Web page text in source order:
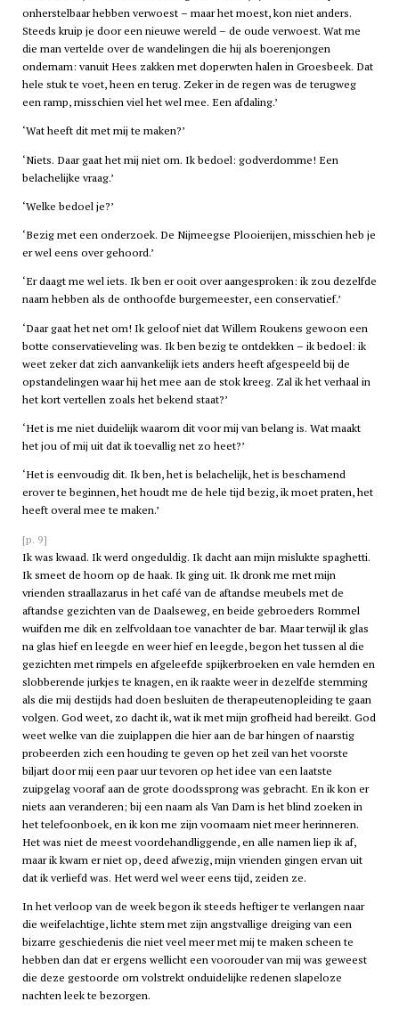
onherstelbaar hebben verwoest – maar het moest, kon niet anders.
Steeds kruip je door een nieuwe wereld – de oude verwoest. Wat me
die man vertelde over de wandelingen die hij als boerenjongen
ondernam: vanuit Hees zakken met doperwten halen in Groesbeek. Dat
hele stuk te voet, heen en terug. Zeker in de regen was de terugweg
een ramp, misschien viel het wel mee. Een afdaling.’
‘Wat heeft dit met mij te maken?’
‘Niets. Daar gaat het mij niet om. Ik bedoel: godverdomme! Een
belachelijke vraag.’
‘Welke bedoel je?’
‘Bezig met een onderzoek. De Nijmeegse Plooierijen, misschien heb je
er wel eens over gehoord.’
‘Er daagt me wel iets. Ik ben er ooit over aangesproken: ik zou dezelfde
naam hebben als de onthoofde burgemeester, een conservatief.’
‘Daar gaat het net om! Ik geloof niet dat Willem Roukens gewoon een
botte conservatieveling was. Ik ben bezig te ontdekken – ik bedoel: ik
weet zeker dat zich aanvankelijk iets anders heeft afgespeeld bij de
opstandelingen waar hij het mee aan de stok kreeg. Zal ik het verhaal in
het kort vertellen zoals het bekend staat?’
‘Het is me niet duidelijk waarom dit voor mij van belang is. Wat maakt
het jou of mij uit dat ik toevallig net zo heet?’
‘Het is eenvoudig dit. Ik ben, het is belachelijk, het is beschamend
erover te beginnen, het houdt me de hele tijd bezig, ik moet praten, het
heeft overal mee te maken.’
[p. 9]
Ik was kwaad. Ik werd ongeduldig. Ik dacht aan mijn mislukte spaghetti.
Ik smeet de hoorn op de haak. Ik ging uit. Ik dronk me met mijn
vrienden straallazarus in het café van de aftandse meubels met de
aftandse gezichten van de Daalseweg, en beide gebroeders Rommel
wuifden me dik en zelfvoldaan toe vanachter de bar. Maar terwijl ik glas
na glas hief en leegde en weer hief en leegde, begon het tussen al die
gezichten met rimpels en afgeleefde spijkerbroeken en vale hemden en
slobberende jurkjes te knagen, en ik raakte weer in dezelfde stemming
als die mij destijds had doen besluiten de therapeutenopleiding te gaan
volgen. God weet, zo dacht ik, wat ik met mijn grofheid had bereikt. God
weet welke van die zuiplappen die hier aan de bar hingen of naarstig
probeerden zich een houding te geven op het zeil van het voorste
biljart door mij een paar uur tevoren op het idee van een laatste
zuipgelag vooraf aan de grote doodssprong was gebracht. En ik kon er
niets aan veranderen; bij een naam als Van Dam is het blind zoeken in
het telefoonboek, en ik kon me zijn voornaam niet meer herinneren.
Het was niet de meest voordehandliggende, en alle namen liep ik af,
maar ik kwam er niet op, deed afwezig, mijn vrienden gingen ervan uit
dat ik verliefd was. Het werd wel weer eens tijd, zeiden ze.
In het verloop van de week begon ik steeds heftiger te verlangen naar
die weifelachtige, lichte stem met zijn angstvallige dreiging van een
bizarre geschiedenis die niet veel meer met mij te maken scheen te
hebben dan dat er ergens wellicht een voorouder van mij was geweest
die deze gestoorde om volstrekt onduidelijke redenen slapeloze
nachten leek te bezorgen.